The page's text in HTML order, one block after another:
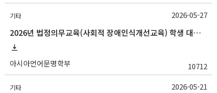
기타
2026년 법정의무교육(사회적 장애인식개선교육) 학생 대상 온라인 콘텐츠 변경 안내
아시아언어문명학부 10712
2026-05-27
기타 2026-05-21